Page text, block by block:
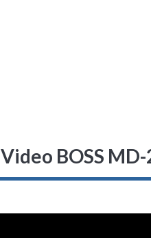
Video BOSS